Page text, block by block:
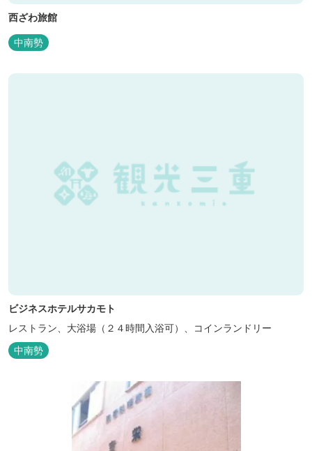
西ざわ旅館
中南勢
ビジネスホテルサカモト
レストラン、大浴場（２４時間入浴可）、コインランドリー
中南勢